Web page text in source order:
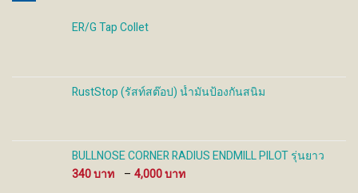
ER/G Tap Collet
RustStop (รัสท์สต๊อป) น้ำมันป้องกันสนิม
BULLNOSE CORNER RADIUS ENDMILL PILOT รุ่นยาว
340
– 4,000